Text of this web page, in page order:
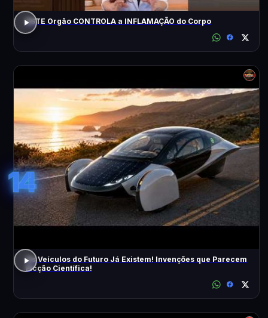
ESTE Orgão CONTROLA a INFLAMAÇÃO do Corpo
14
Os Veículos do Futuro Já Existem! Invenções que Parecem
Ficção Científica!